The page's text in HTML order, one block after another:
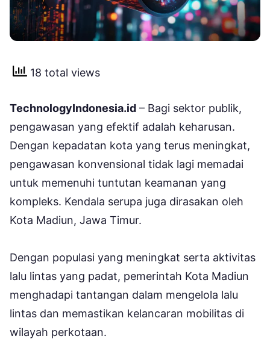
18 total views
TechnologyIndonesia.id – Bagi sektor publik,
pengawasan yang efektif adalah keharusan.
Dengan kepadatan kota yang terus meningkat,
pengawasan konvensional tidak lagi memadai
untuk memenuhi tuntutan keamanan yang
kompleks. Kendala serupa juga dirasakan oleh
Kota Madiun, Jawa Timur.
Dengan populasi yang meningkat serta aktivitas
lalu lintas yang padat, pemerintah Kota Madiun
menghadapi tantangan dalam mengelola lalu
lintas dan memastikan kelancaran mobilitas di
wilayah perkotaan.